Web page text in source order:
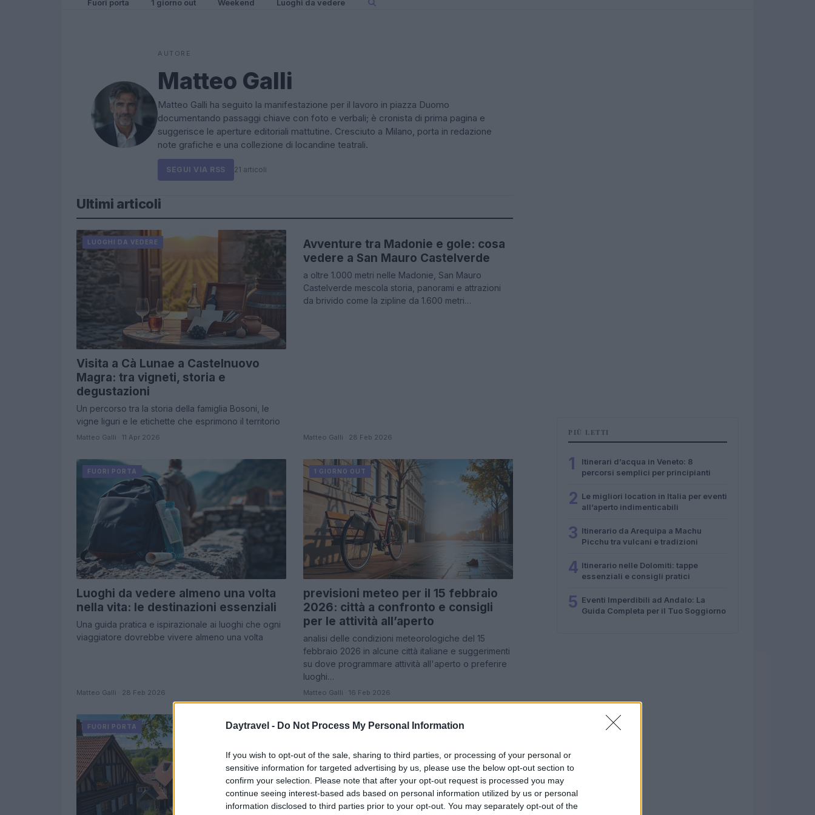
Daytravel - Do Not Process My Personal Information
If you wish to opt-out of the sale, sharing to third parties, or processing of your personal or
sensitive information for targeted advertising by us, please use the below opt-out section to
confirm your selection. Please note that after your opt-out request is processed you may
continue seeing interest-based ads based on personal information utilized by us or personal
information disclosed to third parties prior to your opt-out. You may separately opt-out of the
Fuori porta 1 giorno out Weekend Luoghi da vedere
AUTORE
Matteo Galli
Matteo Galli ha seguito la manifestazione per il lavoro in piazza Duomo
documentando passaggi chiave con foto e verbali; è cronista di prima pagina e
suggerisce le aperture editoriali mattutine. Cresciuto a Milano, porta in redazione
note grafiche e una collezione di locandine teatrali.
SEGUI VIA RSS 21 articoli
Ultimi articoli
LUOGHI DA VEDERE
Visita a Cà Lunae a Castelnuovo
Magra: tra vigneti, storia e
degustazioni
Un percorso tra la storia della famiglia Bosoni, le
vigne liguri e le etichette che esprimono il territorio
Matteo Galli · 11 Apr 2026
WEEKEND
Avventure tra Madonie e gole: cosa
vedere a San Mauro Castelverde
a oltre 1.000 metri nelle Madonie, San Mauro
Castelverde mescola storia, panorami e attrazioni
da brivido come la zipline da 1.600 metri…
Matteo Galli · 28 Feb 2026
FUORI PORTA
Luoghi da vedere almeno una volta
nella vita: le destinazioni essenziali
Una guida pratica e ispirazionale ai luoghi che ogni
viaggiatore dovrebbe vivere almeno una volta
Matteo Galli · 28 Feb 2026
1 GIORNO OUT
previsioni meteo per il 15 febbraio
2026: città a confronto e consigli
per le attività all’aperto
analisi delle condizioni meteorologiche del 15
febbraio 2026 in alcune città italiane e suggerimenti
su dove programmare attività all'aperto o preferire
luoghi…
Matteo Galli · 16 Feb 2026
FUORI PORTA LUOGHI DA VEDERE
PIÙ LETTI
1
Itinerari d’acqua in Veneto: 8
percorsi semplici per principianti
2 Le migliori location in Italia per eventi
all’aperto indimenticabili
3 Itinerario da Arequipa a Machu
Picchu tra vulcani e tradizioni
4 Itinerario nelle Dolomiti: tappe
essenziali e consigli pratici
5 Eventi Imperdibili ad Andalo: La
Guida Completa per il Tuo Soggiorno